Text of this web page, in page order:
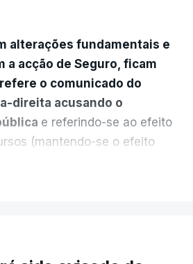
alterações fundamentais e
a acção de Seguro, ficam
o comunicado do
direita acusando o
e referindo-se ao efeito
(mantendo-se o efeito
de expulsar do país
em situação ilegal, se